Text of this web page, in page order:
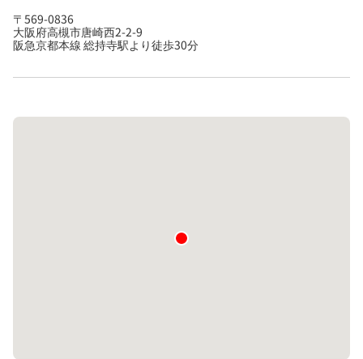
〒569-0836
大阪府高槻市唐崎西2-2-9
阪急京都本線 総持寺駅より徒歩30分